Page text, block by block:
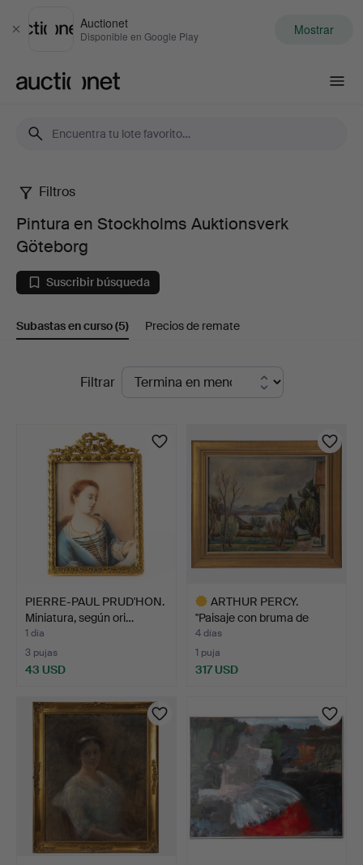
Cerrar
Auctionet
Disponible en Google Play Mostrar
Pintura
en
Stockholms
Auktionsverk
Filtros
Pintura en Stockholms Auktionsverk
Göteborg
Suscribir búsqueda
Subastas en curso(5) Precios de remate
SubastasFiltrar
PIERRE-PAUL PRUD'HON.
Miniatura, según ori…
1 día
3 pujas
43 USD
ARTHUR PERCY.
"Paisaje con bruma de
lluvia…
4 días
1 puja
317 USD